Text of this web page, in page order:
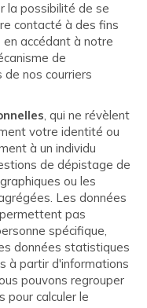
la possibilité de se
contacté à des fins
accédant à notre
de
nos courriers
, qui ne révèlent
votre identité ou
à un individu
de dépistage de
ou les
Les données
pas
spécifique,
données statistiques
à partir d'informations
pouvons regrouper
pour calculer le